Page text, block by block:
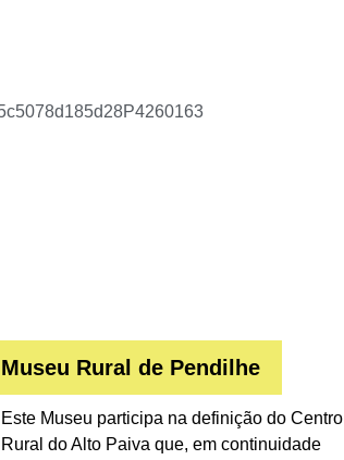
Museu Rural de Pendilhe
Este Museu participa na definição do Centro
Rural do Alto Paiva que, em continuidade